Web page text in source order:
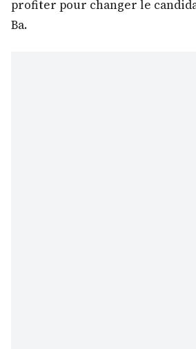
profiter pour changer le
Ba.